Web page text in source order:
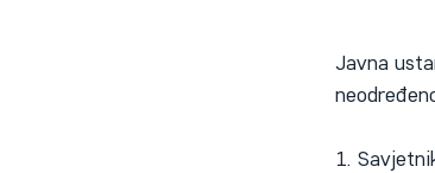
Javna
1.